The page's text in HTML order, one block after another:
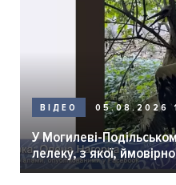
ВІДЕО 05.08.2026
У Могилеві-
лелеку, з якої,